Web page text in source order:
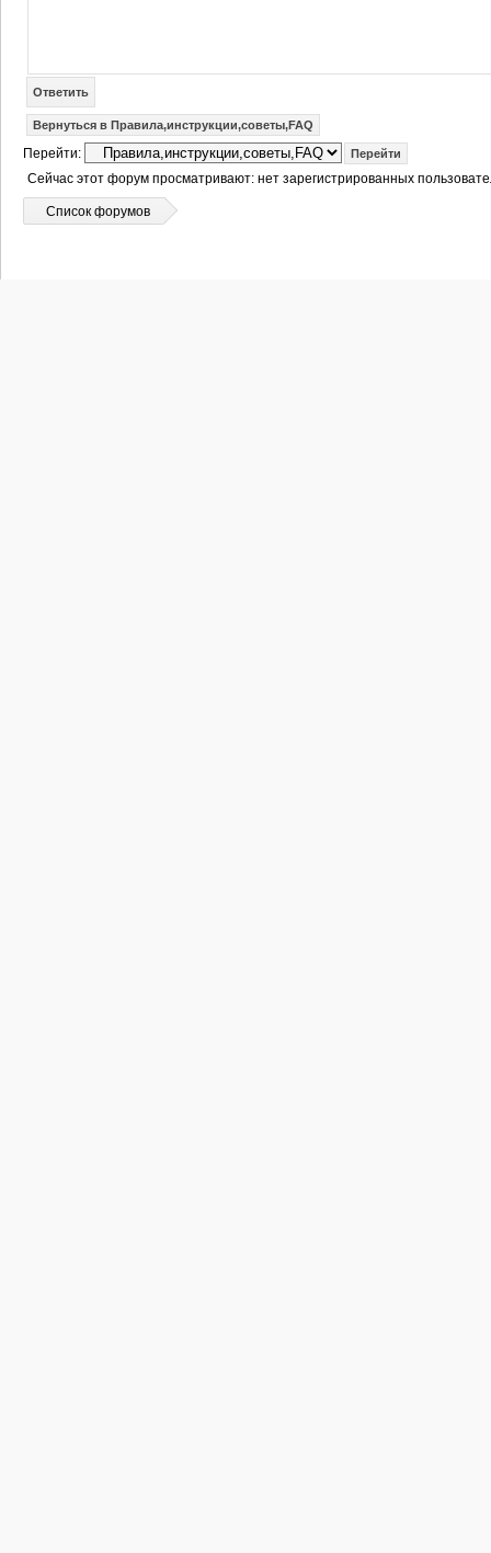
Ответить
Вернуться в Правила,инструкции,советы,FAQ
Перейти:
Сейчас этот форум просматривают: нет зарегистрированных
Список форумов